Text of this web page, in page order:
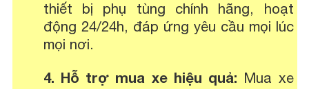
thiết bị phụ tùng chính hãng, hoạt
động 24/24h, đáp ứng yêu cầu mọi lúc
mọi nơi.
4. Hỗ trợ mua xe hiệu quả: Mua xe